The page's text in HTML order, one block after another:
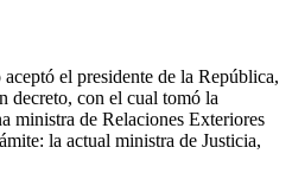
el presidente de la República,
decreto, con el cual tomó la
ministra de Relaciones Exteriores
la actual ministra de Justicia,